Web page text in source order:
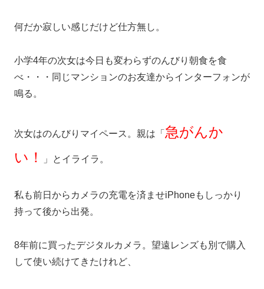
何だか寂しい感じだけど仕方無し。
小学4年の次女は今日も変わらずのんびり朝食を食
べ・・・同じマンションのお友達からインターフォンが
鳴る。
次女はのんびりマイペース。親は「 急がんか
い！
」とイライラ。
私も前日からカメラの充電を済ませiPhoneもしっかり
持って後から出発。
8年前に買ったデジタルカメラ。望遠レンズも別で購入
して使い続けてきたけれど、